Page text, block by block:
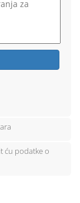
ću podatke o